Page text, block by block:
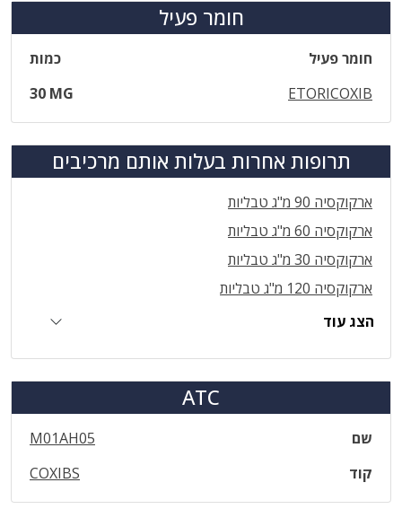
חומר פעיל
חומר פעיל
כמות
ETORICOXIB
30 MG
תרופות אחרות בעלות אותם מרכיבים
ארקוקסיה 90 מ"ג טבליות
ארקוקסיה 60 מ"ג טבליות
ארקוקסיה 30 מ"ג טבליות
ארקוקסיה 120 מ"ג טבליות
הצג עוד
ATC
שם
M01AH05
קוד
COXIBS